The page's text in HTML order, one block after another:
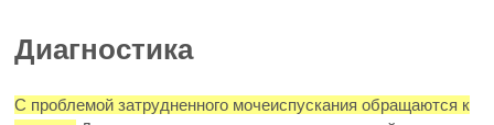
Диагностика
С проблемой затрудненного мочеиспускания обращаются к